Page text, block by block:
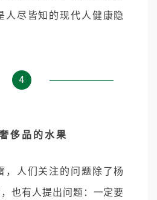
人尽皆知的现代人健康隐
4
侈品的水果
，人们关注的问题除了杨
也有人提出问题：一定要